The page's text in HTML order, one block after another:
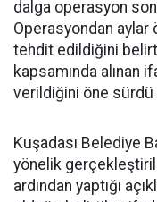
dalga operasyon
Operasyondan
tehdit edildiğini
kapsamında alınan
verildiğini öne sürdü
Kuşadası Belediye
yönelik
ardından yaptığı